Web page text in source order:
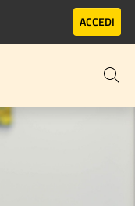
ACCEDI